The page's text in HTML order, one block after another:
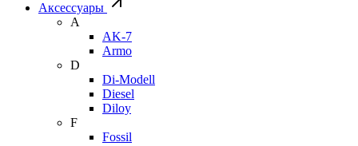
Аксессуары
A
AK-7
Armo
D
Di-Modell
Diesel
Diloy
F
Fossil